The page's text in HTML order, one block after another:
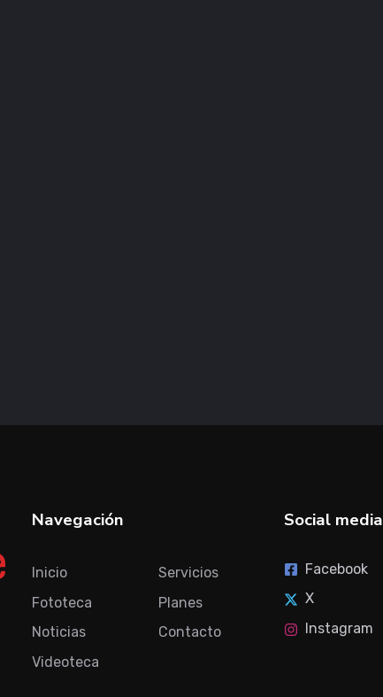
Navegación
Inicio
Fototeca
Noticias
Videoteca
Servicios
Planes
Contacto
Social media
Facebook
X
Instagram